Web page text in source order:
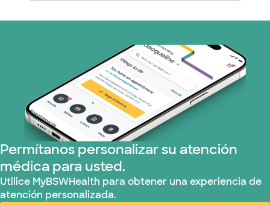
Permítanos personalizar su atención
médica para usted.
Utilice MyBSWHealth para obtener una experiencia de
atención personalizada.